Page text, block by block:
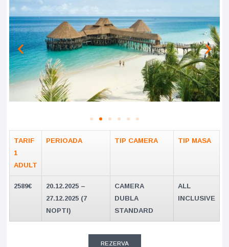
TARIF
1
ADULT
PERIOADA TIP CAMERA TIP MASA
2589€
20.12.2025 –
27.12.2025 (7
NOPTI)
CAMERA
DUBLA
STANDARD
ALL
INCLUSIVE
REZERVA